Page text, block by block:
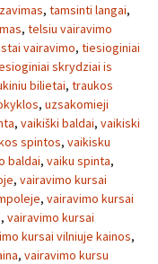
, tamsinti langai,
, telsiu vairavimo
vairavimo, tiesioginiai
skrydziai is
bilietai, traukos
, uzsakomieji
, vaikiški baldai, vaikiski
spintos, vaikisku
baldai, vaiku spinta,
, vairavimo kursai
, vairavimo kursai
, vairavimo kursai
kursai vilniuje kainos,
, vairavimo kursu